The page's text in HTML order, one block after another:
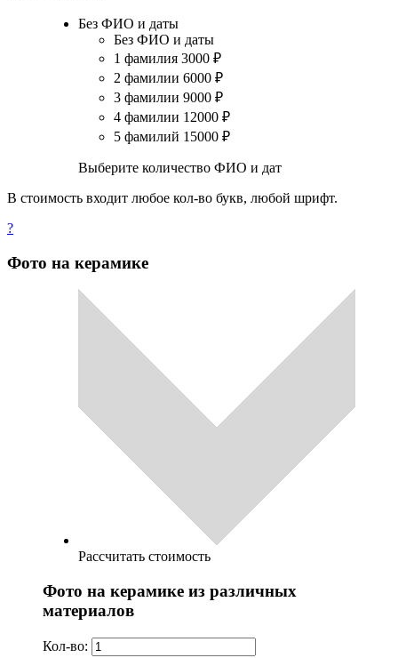
Без ФИО и даты
Без ФИО и даты
1 фамилия 3000 ₽
2 фамилии 6000 ₽
3 фамилии 9000 ₽
4 фамилии 12000 ₽
5 фамилий 15000 ₽
Выберите количество ФИО и дат
В стоимость входит любое кол-во букв, любой шрифт.
?
Фото на керамике
Рассчитать стоимость
Фото на керамике из различных
материалов
Кол-во: